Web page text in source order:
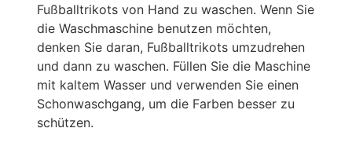
Fußballtrikots von Hand zu waschen. Wenn Sie
die Waschmaschine benutzen möchten,
denken Sie daran, Fußballtrikots umzudrehen
und dann zu waschen. Füllen Sie die Maschine
mit kaltem Wasser und verwenden Sie einen
Schonwaschgang, um die Farben besser zu
schützen.